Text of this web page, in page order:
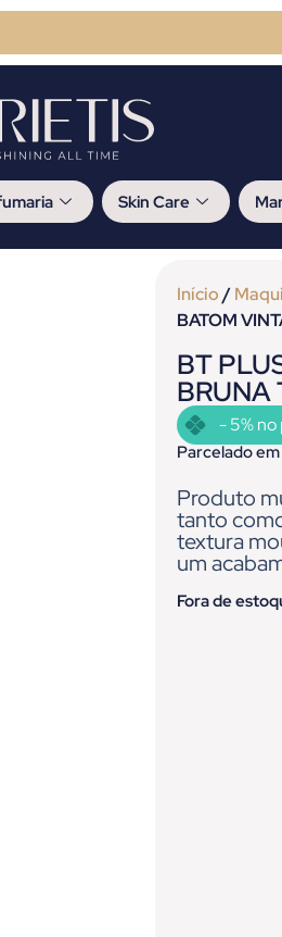
Skin Care
Início/
BATOM
BT
BRUNA
- 5% no
Parcelado
Produto
tanto
textura
um
Fora de